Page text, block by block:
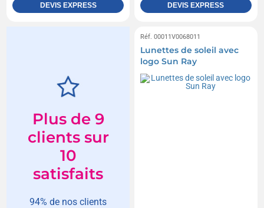
DEVIS EXPRESS DEVIS EXPRESS
Plus de 9
clients sur
10
satisfaits
94% de nos clients
Réf. 00011V0068011
Lunettes de soleil avec
logo Sun Ray